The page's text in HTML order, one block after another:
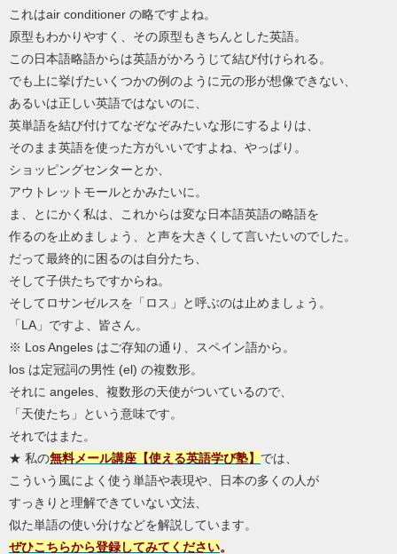
これはair conditioner の略ですよね。
原型もわかりやすく、その原型もきちんとした英語。
この日本語略語からは英語がかろうじて結び付けられる。
でも上に挙げたいくつかの例のように元の形が想像できない、
あるいは正しい英語ではないのに、
英単語を結び付けてなぞなぞみたいな形にするよりは、
そのまま英語を使った方がいいですよね、やっぱり。
ショッピングセンターとか、
アウトレットモールとかみたいに。
ま、とにかく私は、これからは変な日本語英語の略語を
作るのを止めましょう、と声を大きくして言いたいのでした。
だって最終的に困るのは自分たち、
そして子供たちですからね。
そしてロサンゼルスを「ロス」と呼ぶのは止めましょう。
「LA」ですよ、皆さん。
※ Los Angeles はご存知の通り、スペイン語から。
los は定冠詞の男性 (el) の複数形。
それに angeles、複数形の天使がついているので、
「天使たち」という意味です。
それではまた。
★ 私の無料メール講座【使える英語学び塾】 では、
こういう風によく使う単語や表現や、日本の多くの人が
すっきりと理解できていない文法、
似た単語の使い分けなどを解説しています。
ぜひこちらから登録してみてください。